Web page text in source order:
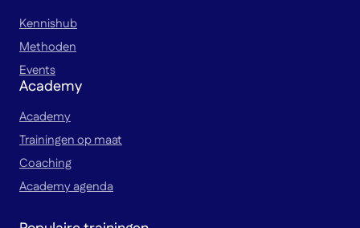
Kennishub
Methoden
Events
Academy
Academy
Trainingen op maat
Coaching
Academy agenda